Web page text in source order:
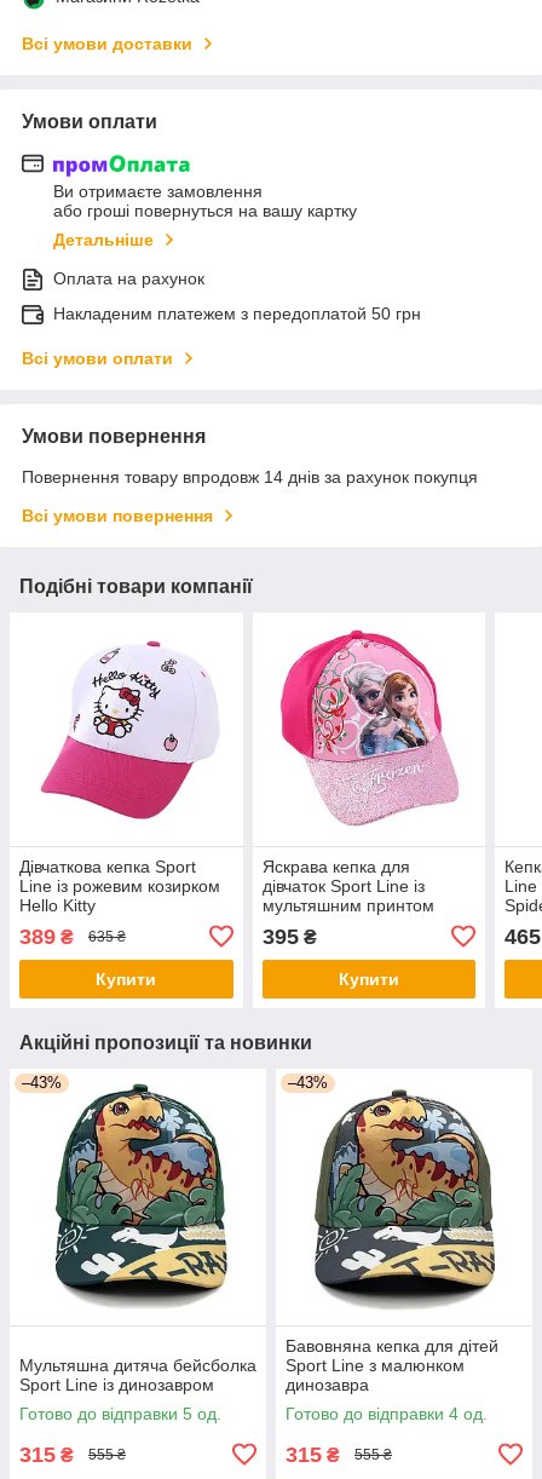
Всі умови доставки
Умови оплати
Ви отримаєте замовлення
або гроші повернуться на вашу картку
Детальніше
Оплата на рахунок
Накладеним платежем з передоплатой 50 грн
Всі умови оплати
Умови повернення
Повернення товару впродовж 14 днів за рахунок покупця
Всі умови повернення
Подібні товари компанії
Дівчаткова кепка Sport
Line із рожевим козирком
Hello Kitty
389 ₴ 635 ₴
Купити
Яскрава кепка для
дівчаток Sport Line із
мультяшним принтом
395₴
Купити
Line
465
Акційні пропозиції та новинки
–43%
Мультяшна дитяча бейсболка
Sport Line із динозавром
Готово до відправки 5 од.
315 ₴ 555 ₴
–43%
Бавовняна кепка для дітей
Sport Line з малюнком
динозавра
Готово до відправки 4 од.
315 ₴ 555 ₴